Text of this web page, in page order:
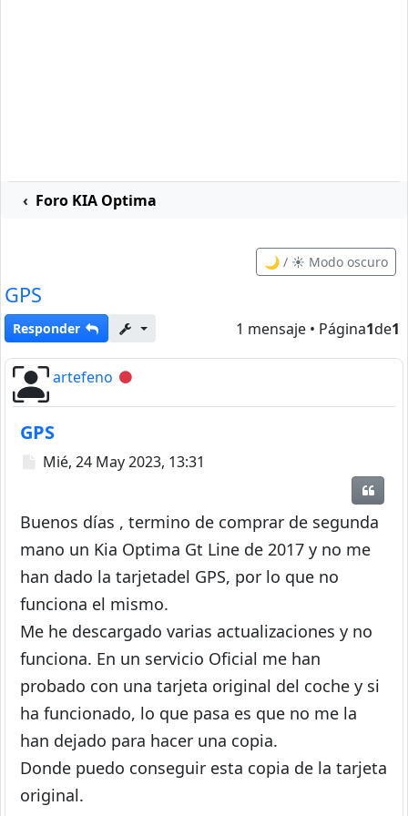
Foro KIA Optima
🌙 / ☀️ Modo oscuro
GPS
Responder 1 mensaje • Página1de1
artefeno Desconectado
GPS
Mensaje
Mié, 24 May 2023, 13:31
Buenos días , termino de comprar de segunda
mano un Kia Optima Gt Line de 2017 y no me
han dado la tarjetadel GPS, por lo que no
funciona el mismo.
Me he descargado varias actualizaciones y no
funciona. En un servicio Oficial me han
probado con una tarjeta original del coche y si
ha funcionado, lo que pasa es que no me la
han dejado para hacer una copia.
Donde puedo conseguir esta copia de la tarjeta
original.